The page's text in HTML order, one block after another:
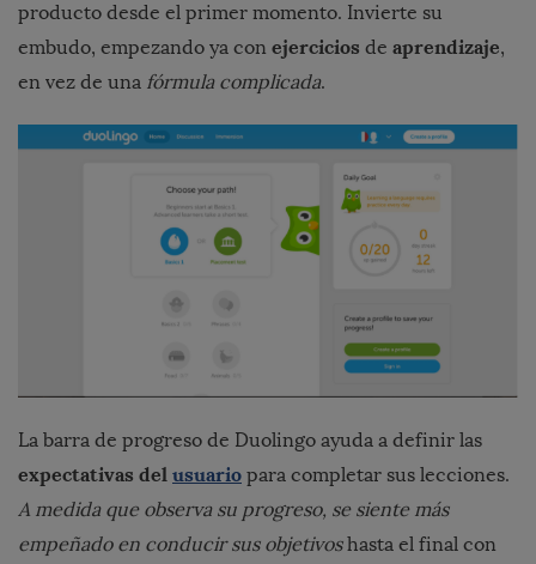
producto desde el primer momento. Invierte su
embudo, empezando ya con ejercicios de aprendizaje,
en vez de una fórmula complicada.
La barra de progreso de Duolingo ayuda a definir las
expectativas del usuario para completar sus lecciones.
A medida que observa su progreso, se siente más
empeñado en conducir sus objetivoshasta el final con